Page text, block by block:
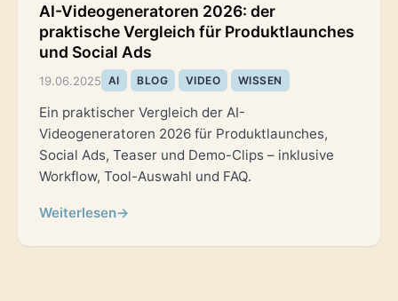
AI-Videogeneratoren 2026: der
praktische Vergleich für Produktlaunches
und Social Ads
19.06.2025 AI BLOG VIDEO WISSEN
Ein praktischer Vergleich der AI-
Videogeneratoren 2026 für Produktlaunches,
Social Ads, Teaser und Demo-Clips – inklusive
Workflow, Tool-Auswahl und FAQ.
Weiterlesen→